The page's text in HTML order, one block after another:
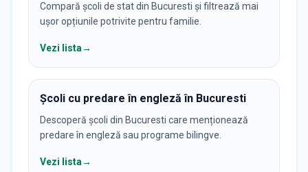
Compară școli de stat din Bucuresti și filtrează mai
ușor opțiunile potrivite pentru familie.
Vezi lista→
Școli cu predare în engleză în Bucuresti
Descoperă școli din Bucuresti care menționează
predare în engleză sau programe bilingve.
Vezi lista→